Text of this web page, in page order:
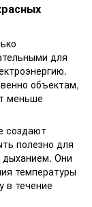
для
объектам,
меньше
создают
полезно для
Они
температуры
в течение